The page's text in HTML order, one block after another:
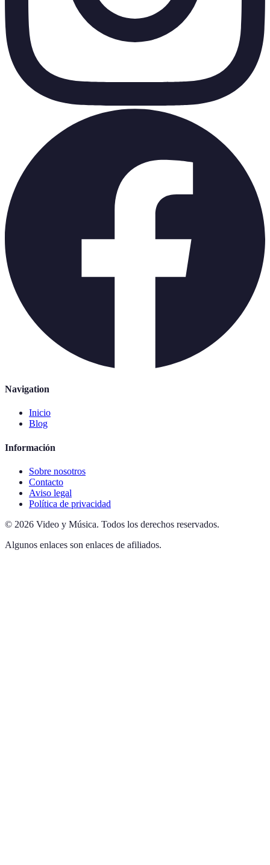
Navigation
Inicio
Blog
Información
Sobre nosotros
Contacto
Aviso legal
Política de privacidad
© 2026 Video y Música. Todos los derechos reservados.
Algunos enlaces son enlaces de afiliados.